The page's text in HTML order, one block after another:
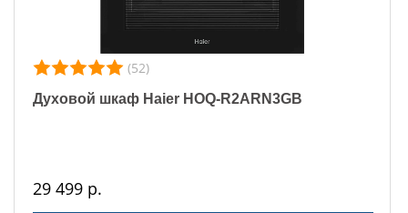
(52)
Духовой шкаф Haier HOQ-R2ARN3GB
29 499 р.